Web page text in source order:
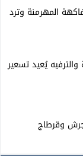
المهرمنة وترد
يُعيد تسعير
وقرطاج